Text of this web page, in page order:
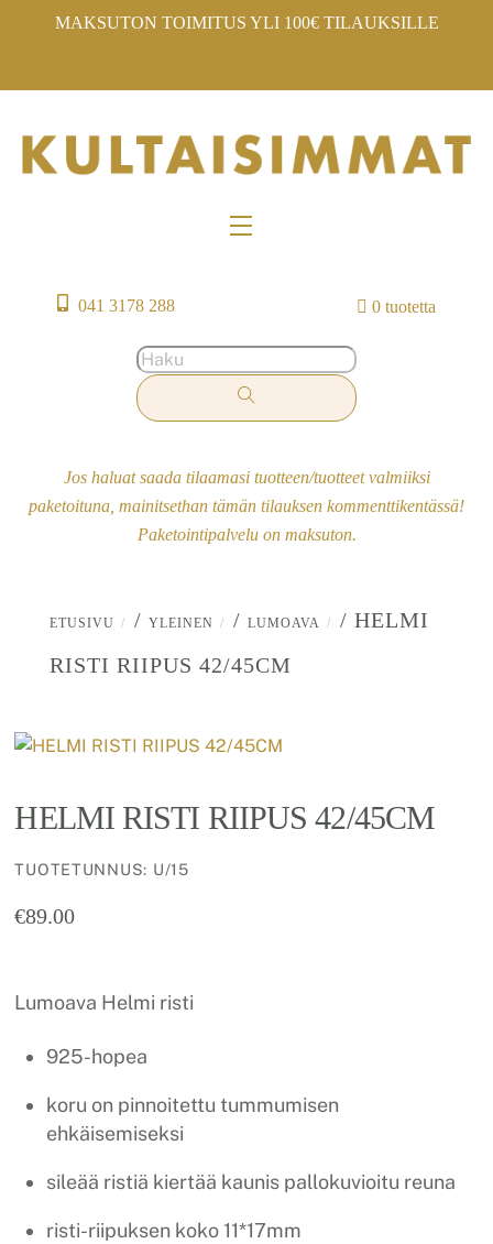
MAKSUTON TOIMITUS YLI 100€ TILAUKSILLE
Menu
041 3178 288 0 tuotetta
Jos haluat saada tilaamasi tuotteen/tuotteet valmiiksi
paketoituna, mainitsethan tämän tilauksen kommenttikentässä!
Paketointipalvelu on maksuton.
ETUSIVU / YLEINEN / LUMOAVA
/ HELMI
RISTI RIIPUS 42/45CM
HELMI RISTI RIIPUS 42/45CM
TUOTETUNNUS: U/15
€89.00
Lumoava Helmi risti
925-hopea
koru on pinnoitettu tummumisen
ehkäisemiseksi
sileää ristiä kiertää kaunis pallokuvioitu reuna
risti-riipuksen koko 11*17mm